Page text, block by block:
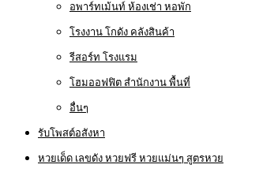
อพาร์ทเม้นท์ ห้องเช่า หอพัก
โรงงาน โกดัง คลังสินค้า
รีสอร์ท โรงแรม
โฮมออฟฟิต สำนักงาน พื้นที่
อื่นๆ
รับโพสต์อสังหา
หวยเด็ด เลขดัง หวยฟรี หวยแม่นๆ สูตรหวย